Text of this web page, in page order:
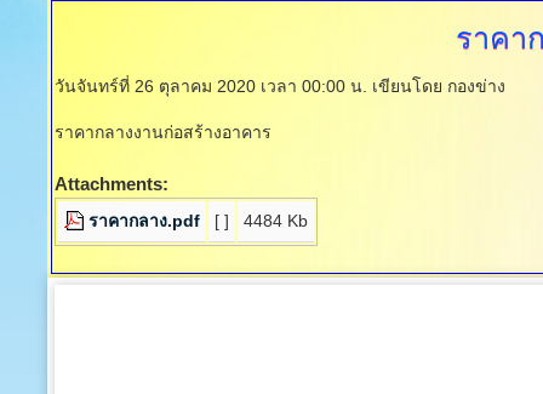
ราคา
วันจันทร์ที่ 26 ตุลาคม 2020 เวลา 00:00 น. เขียนโดย กองข่าง
ราคากลางงานก่อสร้างอาคาร
Attachments:
ราคากลาง.pdf [ ] 4484 Kb